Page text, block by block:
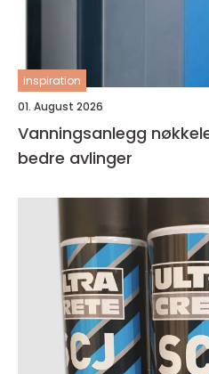
inspiration
01. August 2026
Vanningsanlegg nøkkelen til jevn vekst og
bedre avlinger